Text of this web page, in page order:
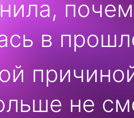
в
не